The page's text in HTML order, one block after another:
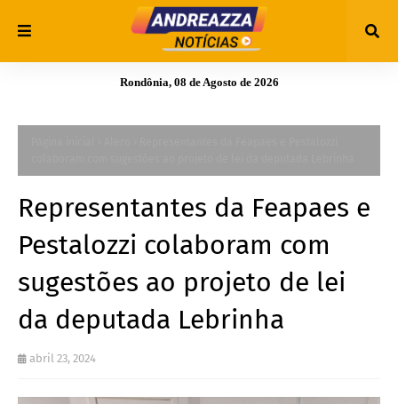
Rondônia, 08 de Agosto de 2026
Representantes da Feapaes e
Pestalozzi colaboram com
sugestões ao projeto de lei
da deputada Lebrinha
abril 23, 2024